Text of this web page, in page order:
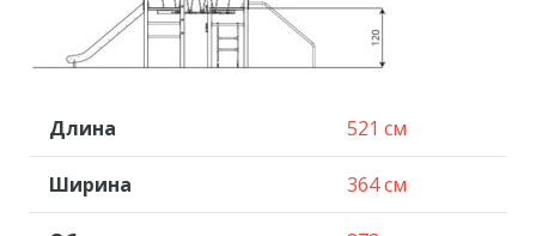
Длина 521 см
Ширина 364 см